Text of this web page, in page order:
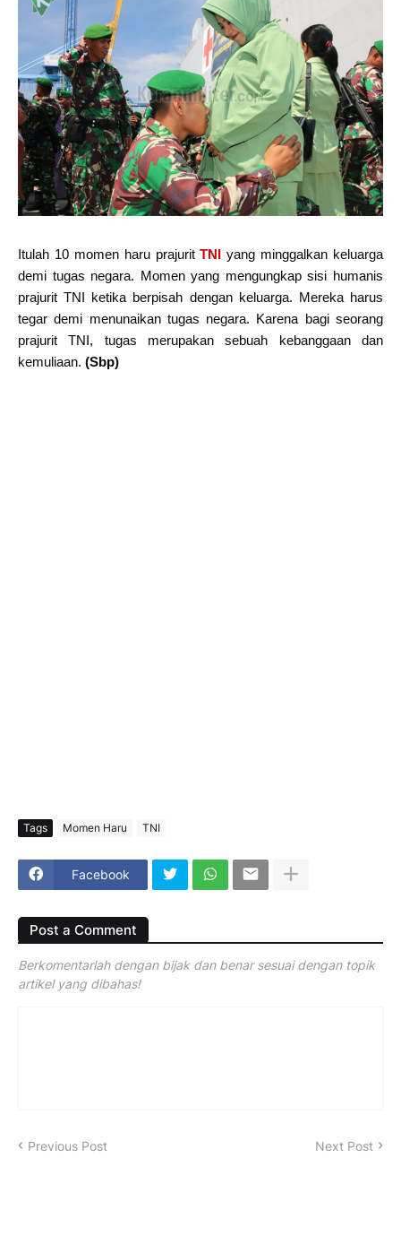
Itulah 10 momen haru prajuritTNI yang minggalkan keluarga
demi tugas negara. Momen yang mengungkap sisi humanis
prajurit TNI ketika berpisah dengan keluarga. Mereka harus
tegar demi menunaikan tugas negara. Karena bagi seorang
prajurit TNI, tugas merupakan sebuah kebanggaan dan
kemuliaan. (Sbp)
Tags Momen Haru TNI
Facebook
Post a Comment
Berkomentarlah dengan bijak dan benar sesuai dengan topik
artikel yang dibahas!
Previous Post Next Post